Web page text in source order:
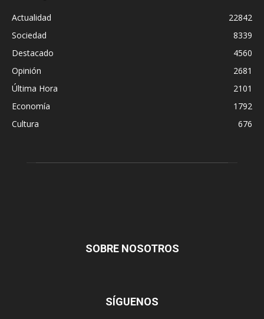
Actualidad
22842
Sociedad
8339
Destacado
4560
Opinión
2681
Última Hora
2101
Economía
1792
Cultura
676
SOBRE NOSOTROS
SÍGUENOS